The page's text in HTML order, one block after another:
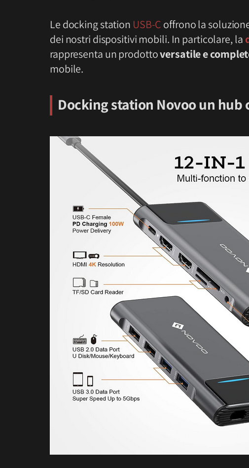
Le docking station USB-C offrono la
dei nostri dispositivi mobili. In particolare, la
rappresenta un prodottoversatile e
mobile.
Docking station Novoo un hub